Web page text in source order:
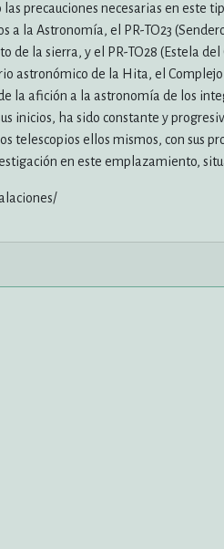
precauciones necesarias en este
a la Astronomía, el PR-TO23
de la sierra, y el PR-TO28 (Estela
astronómico de la Hita, el
la afición a la astronomía de los
inicios, ha sido constante y
telescopios ellos mismos, con sus
en este emplazamiento,